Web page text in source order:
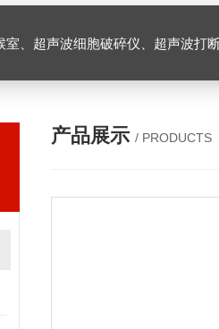
室、超声波细胞破碎仪、超声波打
产品展示 / PRODUCTS